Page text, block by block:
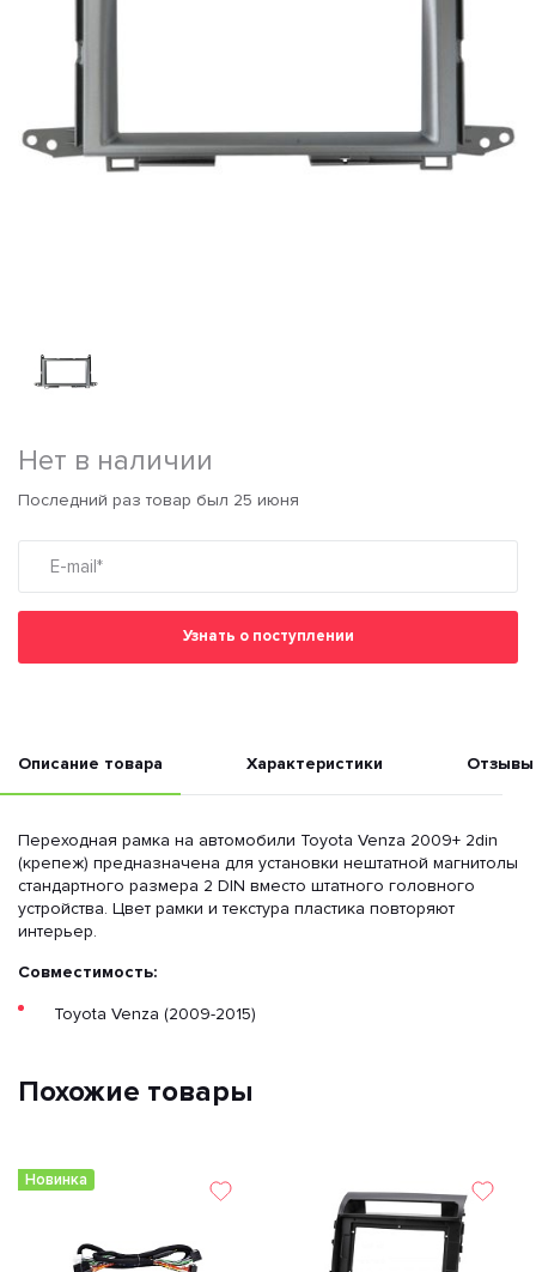
Нет в наличии
Последний раз товар был 25 июня
Узнать о поступлении
Описание товара Характеристики Отзывы
Переходная рамка на автомобили Toyota Venza 2009+ 2din
(крепеж) предназначена для установки нештатной магнитолы
стандартного размера 2 DIN вместо штатного головного
устройства. Цвет рамки и текстура пластика повторяют
интерьер.
Совместимость:
Toyota Venza (2009-2015)
Похожие товары
Новинка